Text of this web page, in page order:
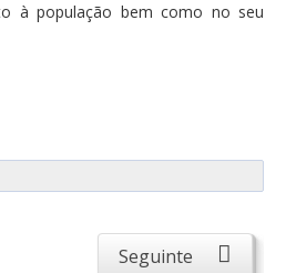
à população bem como no seu
Seguinte